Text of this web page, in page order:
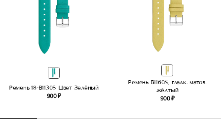
Ремень 18-B1130S Цвет Зелёный
900 ₽
Ремень B1160S, гладк. матов.
жёлтый
900 ₽